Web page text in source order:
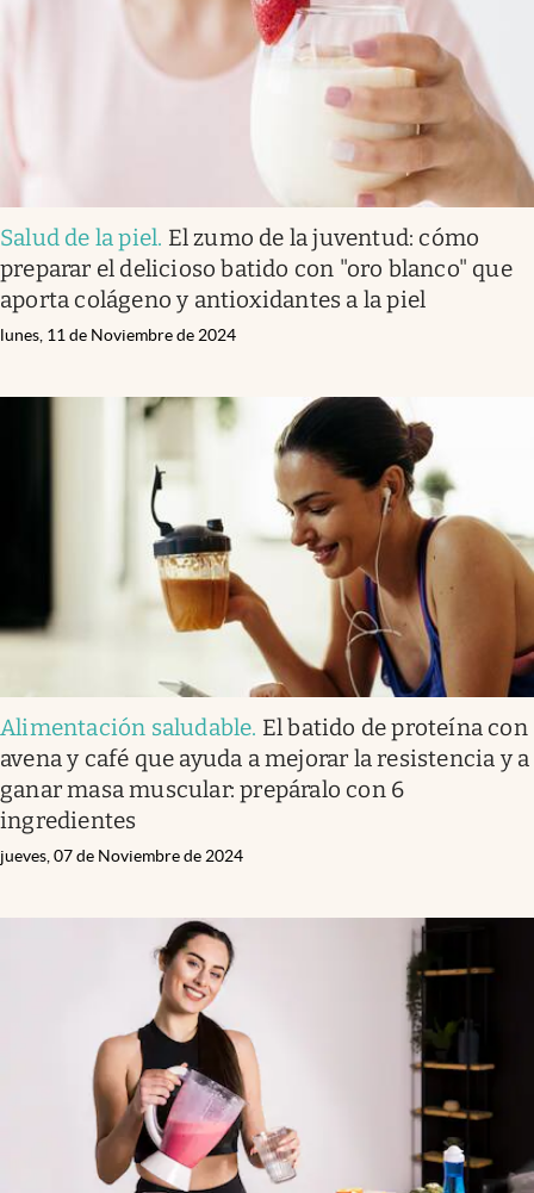
Salud de la piel. El zumo de la juventud: cómo
preparar el delicioso batido con "oro blanco" que
aporta colágeno y antioxidantes a la piel
lunes, 11 de Noviembre de 2024
Alimentación saludable. El batido de proteína con
avena y café que ayuda a mejorar la resistencia y a
ganar masa muscular: prepáralo con 6
ingredientes
jueves, 07 de Noviembre de 2024